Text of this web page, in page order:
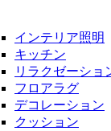
インテリア照明
キッチン
リラクゼーショ
フロアラグ
デコレーション
クッション